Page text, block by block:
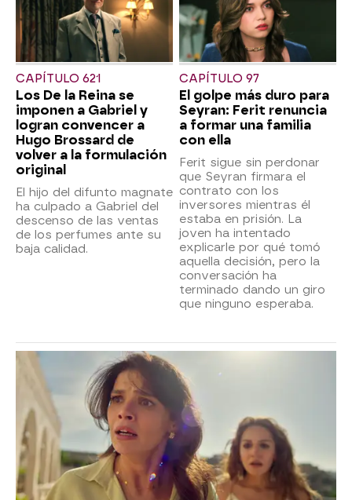
CAPÍTULO 621
Los De la Reina se
imponen a Gabriel y
logran convencer a
Hugo Brossard de
volver a la formulación
original
El hijo del difunto magnate
ha culpado a Gabriel del
descenso de las ventas
de los perfumes ante su
baja calidad.
CAPÍTULO 97
El golpe más duro para
Seyran: Ferit renuncia
a formar una familia
con ella
Ferit sigue sin perdonar
que Seyran firmara el
contrato con los
inversores mientras él
estaba en prisión. La
joven ha intentado
explicarle por qué tomó
aquella decisión, pero la
conversación ha
terminado dando un giro
que ninguno esperaba.